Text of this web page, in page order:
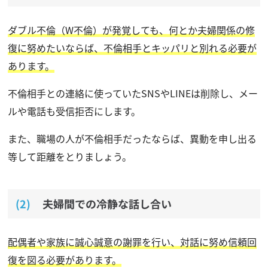
ダブル不倫（W不倫）が発覚しても、何とか夫婦関係の修
復に努めたいならば、不倫相手とキッパリと別れる必要が
あります。
不倫相手との連絡に使っていたSNSやLINEは削除し、メー
ルや電話も受信拒否にします。
また、職場の人が不倫相手だったならば、異動を申し出る
等して距離をとりましょう。
夫婦間での冷静な話し合い
配偶者や家族に誠心誠意の謝罪を行い、対話に努め信頼回
復を図る必要があります。